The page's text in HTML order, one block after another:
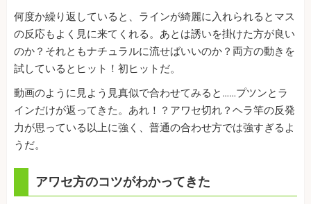
何度か繰り返していると、ラインが綺麗に入れられるとマス
の反応もよく見に来てくれる。あとは誘いを掛けた方が良い
のか？それともナチュラルに流せばいいのか？両方の動きを
試しているとヒット！初ヒットだ。
動画のように見よう見真似で合わせてみると……プツンとラ
インだけが返ってきた。あれ！？アワセ切れ？ヘラ竿の反発
力が思っている以上に強く、普通の合わせ方では強すぎるよ
うだ。
アワセ方のコツがわかってきた